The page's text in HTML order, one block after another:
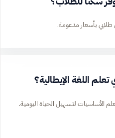
بأسعار مدعومة.
اللغة الإيطالية؟
الأساسيات لتسهيل الحياة اليومية.